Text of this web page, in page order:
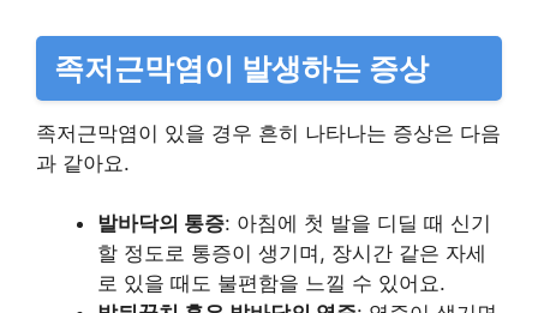
족저근막염이 발생하는 증상
족저근막염이 있을 경우 흔히 나타나는 증상은 다음
과 같아요.
발바닥의 통증: 아침에 첫 발을 디딜 때 신기
할 정도로 통증이 생기며, 장시간 같은 자세
로 있을 때도 불편함을 느낄 수 있어요.